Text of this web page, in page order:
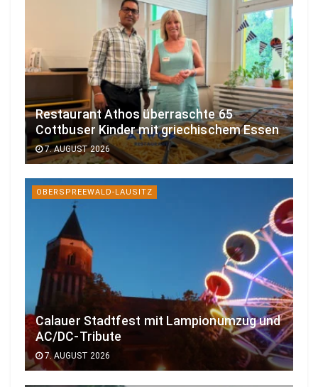
Restaurant Athos überraschte 65
Cottbuser Kinder mit griechischem Essen
7. AUGUST 2026
OBERSPREEWALD-LAUSITZ
Calauer Stadtfest mit Lampionumzug und
AC/DC-Tribute
7. AUGUST 2026